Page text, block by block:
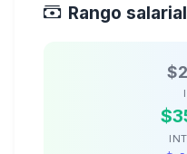
Rango salarial